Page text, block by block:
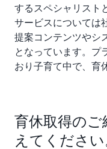
するスペシャリスト
サービスについては
提案コンテンツやシ
となっています。プ
おり子育て中で、育
育休取得の
えてください